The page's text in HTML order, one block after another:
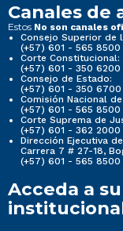
Canales de
Estos No son canales
Consejo Superior de
(+57) 601 - 565 8500
Corte Constitucional:
(+57) 601 - 350 6200
Consejo de Estado:
(+57) 601 - 350 6700
Comisión Nacional
(+57) 601 - 565 8500
Corte Suprema de
(+57) 601 - 362 2000
Dirección Ejecutiva
Carrera 7 # 27-18,
(+57) 601 - 565 8500
Acceda a